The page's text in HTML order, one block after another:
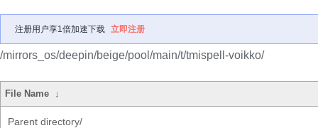
注册用户享1倍加速下载 立即注册
/mirrors_os/deepin/beige/pool/main/t/tmispell-voikko/
File Name ↓
Parent directory/